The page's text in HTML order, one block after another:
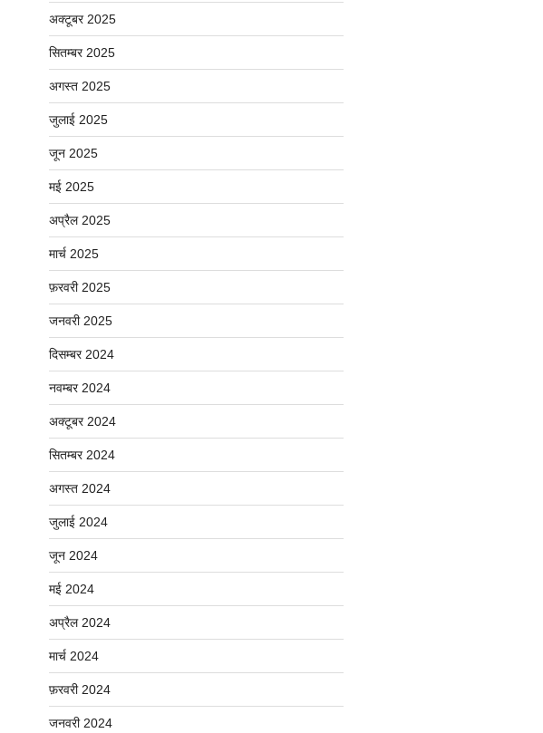
अक्टूबर 2025
सितम्बर 2025
अगस्त 2025
जुलाई 2025
जून 2025
मई 2025
अप्रैल 2025
मार्च 2025
फ़रवरी 2025
जनवरी 2025
दिसम्बर 2024
नवम्बर 2024
अक्टूबर 2024
सितम्बर 2024
अगस्त 2024
जुलाई 2024
जून 2024
मई 2024
अप्रैल 2024
मार्च 2024
फ़रवरी 2024
जनवरी 2024